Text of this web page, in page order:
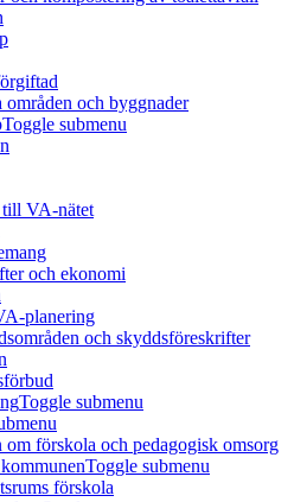
och byggnader
Toggle submenu
VA-nätet
och ekonomi
planering
och skyddsföreskrifter
Toggle submenu
förskola och pedagogisk omsorg
Toggle submenu
förskola